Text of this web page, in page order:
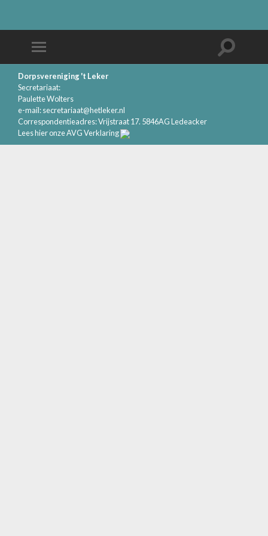
Dorpsvereniging 't Leker
Secretariaat:
Paulette Wolters
e-mail:secretariaat@hetleker.nl
Correspondentieadres: Vrijstraat 17. 5846AG Ledeacker
Lees hier onze AVG Verklaring